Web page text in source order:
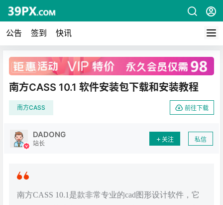
公告 签到 快讯
广告
南方CASS 10.1 软件安装包下载和安装教程
南方CASS 前往下载
DADONG
站长
关注 私信
南方CASS 10.1是款非常专业的cad图形设计软件，它